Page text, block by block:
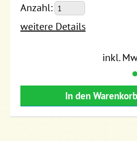
Anzahl:
weitere Details
inkl.
In den